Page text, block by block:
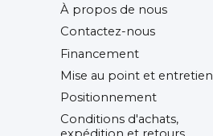
À propos de nous
Contactez-nous
Financement
Mise au point et entretien
Positionnement
Conditions d'achats,